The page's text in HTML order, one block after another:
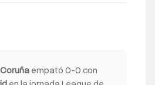
empató 0-0 con